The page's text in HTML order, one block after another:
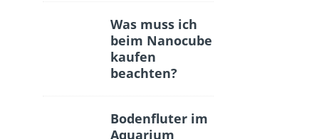
Was muss ich
beim Nanocube
kaufen
beachten?
Bodenfluter im
Aquarium